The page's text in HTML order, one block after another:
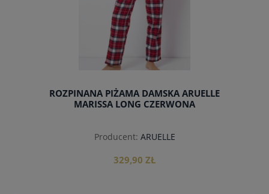
ROZPINANA PIŻAMA DAMSKA ARUELLE
MARISSA LONG CZERWONA
Producent: ARUELLE
329,90 ZŁ